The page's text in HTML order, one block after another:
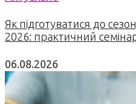
Як підготуватися до
2026: практичний
06.08.2026